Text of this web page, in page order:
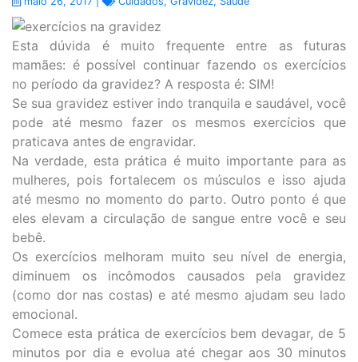
Esta dúvida é muito frequente entre as futuras
mamães: é possível continuar fazendo os exercícios
no período da gravidez? A resposta é: SIM!
Se sua gravidez estiver indo tranquila e saudável, você
pode até mesmo fazer os mesmos exercícios que
praticava antes de engravidar.
Na verdade, esta prática é muito importante para as
mulheres, pois fortalecem os músculos e isso ajuda
até mesmo no momento do parto. Outro ponto é que
eles elevam a circulação de sangue entre você e seu
bebê.
Os exercícios melhoram muito seu nível de energia,
diminuem os incômodos causados pela gravidez
(como dor nas costas) e até mesmo ajudam seu lado
emocional.
Comece esta prática de exercícios bem devagar, de 5
minutos por dia e evolua até chegar aos 30 minutos